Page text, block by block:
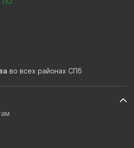
во всех районах СПб